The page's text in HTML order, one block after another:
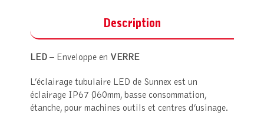
Description
LED– Enveloppe en VERRE
L’éclairage tubulaire LED de Sunnex est un
éclairage IP67 Ø60mm, basse consommation,
étanche, pour machines outils et centres d’usinage.